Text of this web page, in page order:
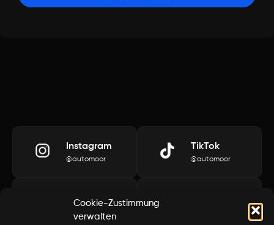
Cookie-Zustimmung
verwalten
Instagram
@automoor
TikTok
@automoor
YouTube